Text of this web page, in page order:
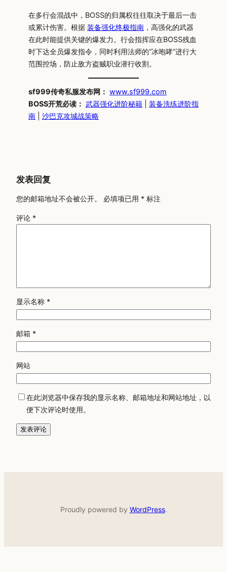
在多行会混战中，BOSS的归属权往往取决于最后一击
或累计伤害。根据 装备强化终极指南 ，高强化的武器
在此时能提供关键的爆发力。行会指挥应在BOSS残血
时下达全员爆发指令，同时利用法师的“冰咆哮”进行大
范围控场，防止敌方盗贼职业潜行收割。
sf999传奇私服发布网： www.sf999.com
BOSS开荒必读： 武器强化进阶秘籍
装备洗练进阶指
南
沙巴克攻城战策略
发表回复
您的邮箱地址不会被公开。 必填项已用 * 标注
评论 *
显示名称 *
邮箱 *
网站
在此浏览器中保存我的显示名称、邮箱地址和网站地址，以
便下次评论时使用。
Proudly powered by WordPress.